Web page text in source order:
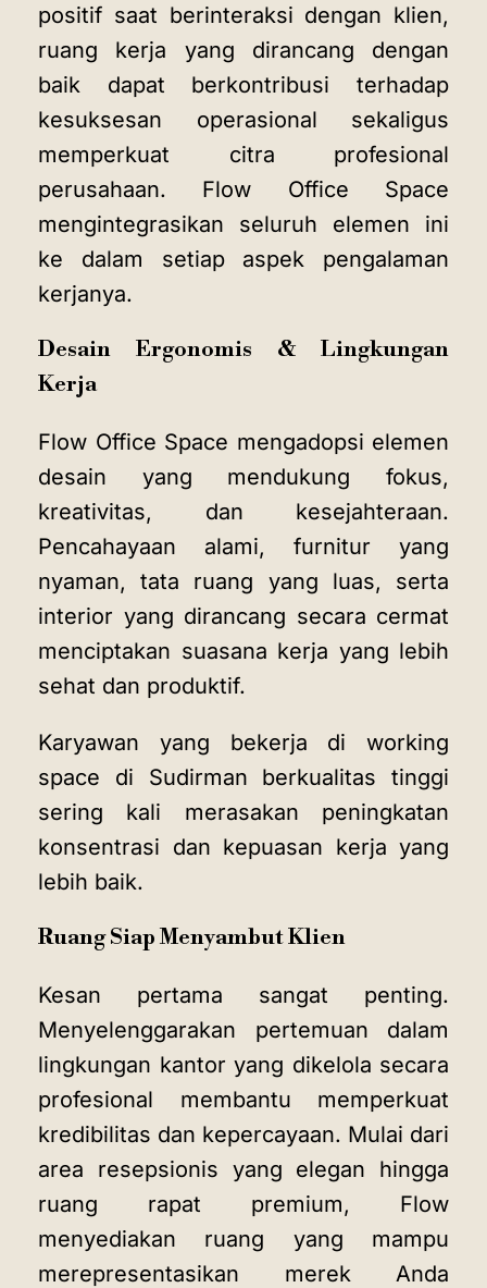
positif saat berinteraksi dengan klien,
ruang kerja yang dirancang dengan
baik dapat berkontribusi terhadap
kesuksesan operasional sekaligus
memperkuat citra profesional
perusahaan. Flow Office Space
mengintegrasikan seluruh elemen ini
ke dalam setiap aspek pengalaman
kerjanya.
Desain Ergonomis & Lingkungan
Kerja
Flow Office Space mengadopsi elemen
desain yang mendukung fokus,
kreativitas, dan kesejahteraan.
Pencahayaan alami, furnitur yang
nyaman, tata ruang yang luas, serta
interior yang dirancang secara cermat
menciptakan suasana kerja yang lebih
sehat dan produktif.
Karyawan yang bekerja di working
space di Sudirman berkualitas tinggi
sering kali merasakan peningkatan
konsentrasi dan kepuasan kerja yang
lebih baik.
Ruang Siap Menyambut Klien
Kesan pertama sangat penting.
Menyelenggarakan pertemuan dalam
lingkungan kantor yang dikelola secara
profesional membantu memperkuat
kredibilitas dan kepercayaan. Mulai dari
area resepsionis yang elegan hingga
ruang rapat premium, Flow
menyediakan ruang yang mampu
merepresentasikan merek Anda